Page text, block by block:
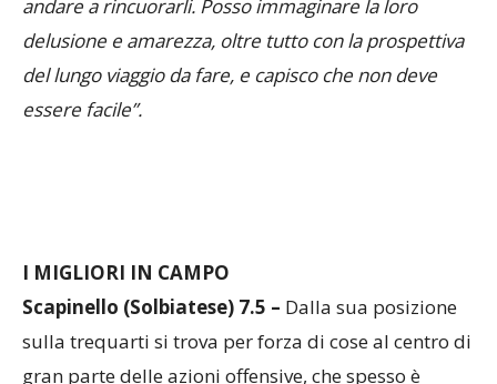
delusione e amarezza, oltre tutto con la prospettiva
del lungo viaggio da fare, e capisco che non deve
essere facile”.
Scapinello (Solbiatese) 7.5 –
sulla trequarti si trova per forza di cose al centro di
gran parte delle azioni offensive, che spesso è
proprio lui a impostare con soluzioni in profondità